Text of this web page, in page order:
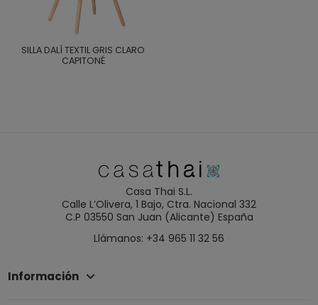
SILLA DALÍ TEXTIL GRIS CLARO
CAPITONÉ
Casa Thai S.L.
Calle L’Olivera, 1 Bajo, Ctra. Nacional 332
C.P 03550 San Juan (Alicante) España
Llámanos: +34 965 11 32 56
Información